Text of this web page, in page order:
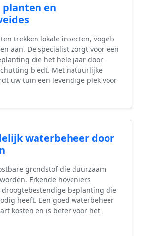
en
trekken lokale insecten, vogels
aan. De specialist zorgt voor een
die het hele jaar door
biedt. Met natuurlijke
uw tuin een levendige plek voor
waterbeheer door
grondstof die duurzaam
Erkende hoveniers
droogtebestendige beplanting die
heeft. Een goed waterbeheer
kosten en is beter voor het